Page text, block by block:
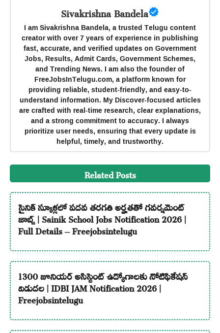
Sivakrishna Bandela
I am Sivakrishna Bandela, a trusted Telugu content
creator with over 7 years of experience in publishing
fast, accurate, and verified updates on Government
Jobs, Results, Admit Cards, Government Schemes,
and Trending News. I am also the founder of
FreeJobsInTelugu.com, a platform known for
providing reliable, student-friendly, and easy-to-
understand information. My Discover-focused articles
are crafted with real-time research, clear explanations,
and a strong commitment to accuracy. I always
prioritize user needs, ensuring that every update is
helpful, timely, and trustworthy.
Related Posts
సైనిక్ స్కూళ్లలో పదవ తరగతి అర్హతతో గవర్నమెంట్
జాబ్స్ | Sainik School Jobs Notification 2026 |
Full Details – Freejobsintelugu
1300 జూనియర్ అసిస్టెంట్ ఉద్యోగాలకు నోటిఫికేషన్
విడుదల | IDBI JAM Notification 2026 |
Freejobsintelugu